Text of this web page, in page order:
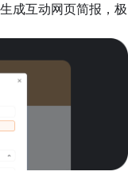
成互动网页简报，极